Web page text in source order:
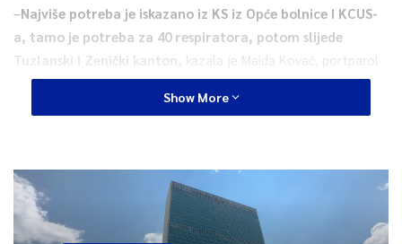
–Najviše potreba je iskazano iz KS iz Opće bolnice I KCUS-
a, tamo je potreba za 40 respiratora, potom slijede
Tuzlanski I Zenički kanton,
kazala je Maida Kovač, portparol
Federalne uprave CZ.
kompanije.
Selma Tahirović, TVSA
Show More